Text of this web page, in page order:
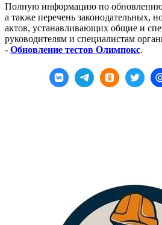
Полную информацию по
а также перечень законодательных,
актов, устанавливающих общие и
руководителям и специалистам
- Обновление тестов Олимпокс.